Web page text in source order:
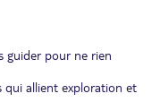
guider pour ne rien
qui allient exploration et